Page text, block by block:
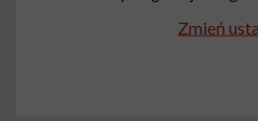
Zmień